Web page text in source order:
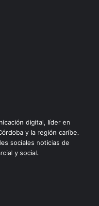
digital, líder en
y la región caríbe.
sociales noticias de
y social.